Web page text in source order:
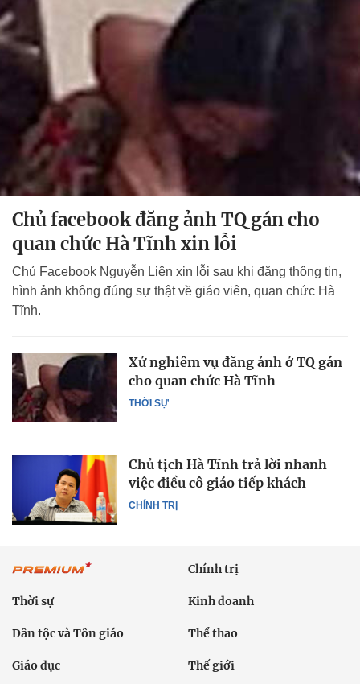
Chủ facebook đăng ảnh TQ gán cho
quan chức Hà Tĩnh xin lỗi
Chủ Facebook Nguyễn Liên xin lỗi sau khi đăng thông tin,
hình ảnh không đúng sự thật về giáo viên, quan chức Hà
Tĩnh.
THỜI SỰ
Xử nghiêm vụ đăng ảnh ở TQ gán
cho quan chức Hà Tĩnh
CHÍNH TRỊ
Chủ tịch Hà Tĩnh trả lời nhanh
việc điều cô giáo tiếp khách
Chính trị
Thời sự Kinh doanh
Dân tộc và Tôn giáo Thể thao
Giáo dục Thế giới